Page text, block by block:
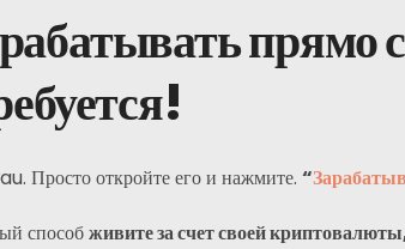
Просто откройте его и нажмите. “
способживите за счет своей